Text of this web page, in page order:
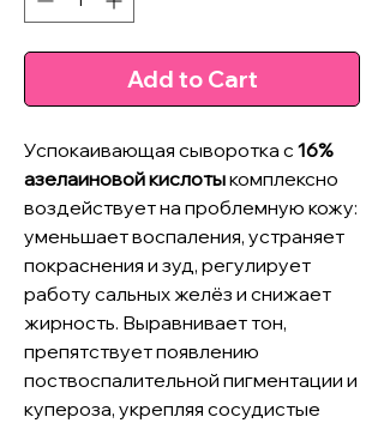
Add to Cart
Успокаивающая сыворотка с 16%
азелаиновой кислотыкомплексно
воздействует на проблемную кожу:
уменьшает воспаления, устраняет
покраснения и зуд, регулирует
работу сальных желёз и снижает
жирность. Выравнивает тон,
препятствует появлению
поствоспалительной пигментации и
купероза, укрепляя сосудистые